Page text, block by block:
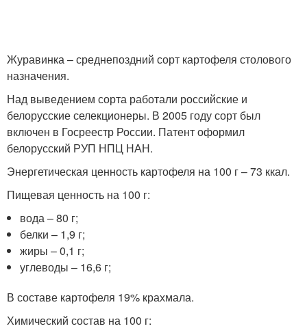
Журавинка – среднепоздний сорт картофеля столового
назначения.
Над выведением сорта работали российские и
белорусские селекционеры. В 2005 году сорт был
включен в Госреестр России. Патент оформил
белорусский РУП НПЦ НАН.
Энергетическая ценность картофеля на 100 г – 73 ккал.
Пищевая ценность на 100 г:
вода – 80 г;
белки – 1,9 г;
жиры – 0,1 г;
углеводы – 16,6 г;
В составе картофеля 19% крахмала.
Химический состав на 100 г: